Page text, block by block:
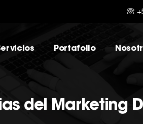
Portafolio
del Marketing